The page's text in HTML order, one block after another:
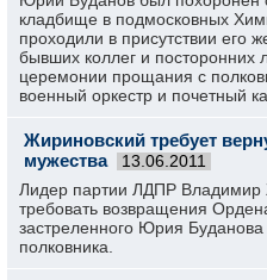
кладбище в подмосковных
проходили в присутствии его
бывших коллег и
церемонии прощания с
военный оркестр и почетный
Жириновский требует
мужества
13.06.2011
Лидер партии ЛДПР Владимир
требовать возвращения
застреленного Юрия
полковника.